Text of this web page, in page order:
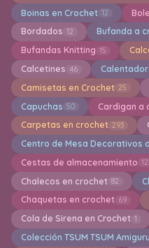
Boinas en Crochet 12
Bordados 12 Bufanda a
Bufandas Knitting 15
Calcetines 46
Camisetas en Crochet 25
Capuchas 50 Cardigan a
Carpetas en crochet 293
Centro de Mesa Decorativos
Cestas de almacenamiento
Chalecos en crochet 82
Chaquetas en crochet 69
Cola de Sirena en Crochet 1
Colección TSUM TSUM